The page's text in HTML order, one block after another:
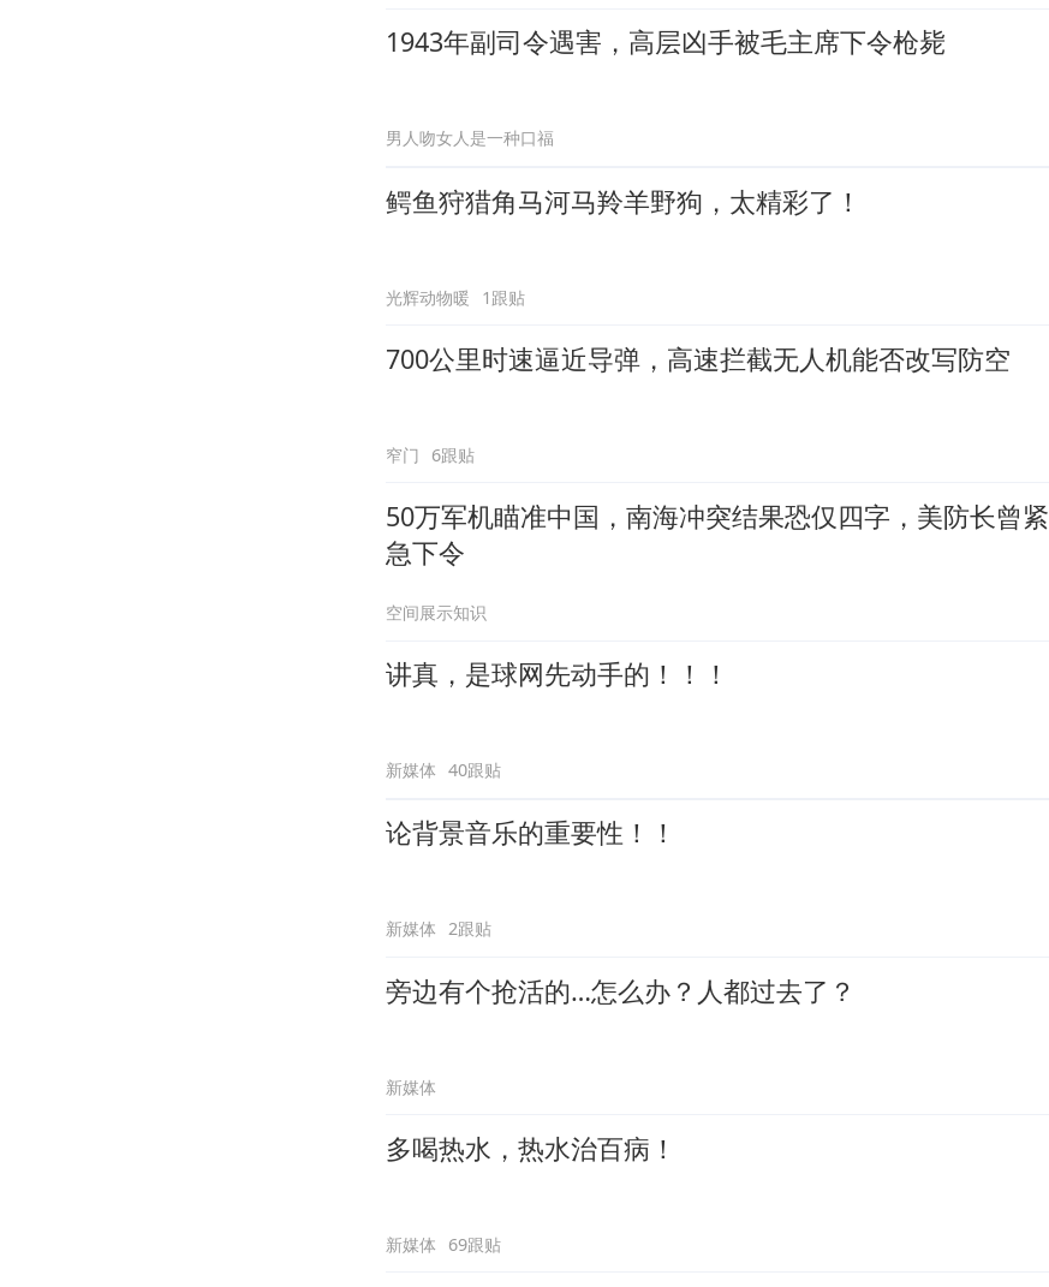
1943年副司令遇害，高层凶手被毛主席下令枪毙
男人吻女人是一种口福
鳄鱼狩猎角马河马羚羊野狗，太精彩了！
光辉动物暖 1跟贴
700公里时速逼近导弹，高速拦截无人机能否改写防空
窄门 6跟贴
50万军机瞄准中国，南海冲突结果恐仅四字，美防长曾紧
急下令
空间展示知识
讲真，是球网先动手的！！！
新媒体 40跟贴
论背景音乐的重要性！！
新媒体 2跟贴
旁边有个抢活的…怎么办？人都过去了？
新媒体
多喝热水，热水治百病！
新媒体 69跟贴